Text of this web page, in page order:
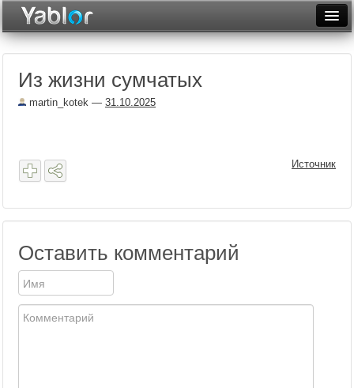
Неделя
Из жизни сумчатых
martin_kotek — 31.10.2025
Источник
Оставить комментарий